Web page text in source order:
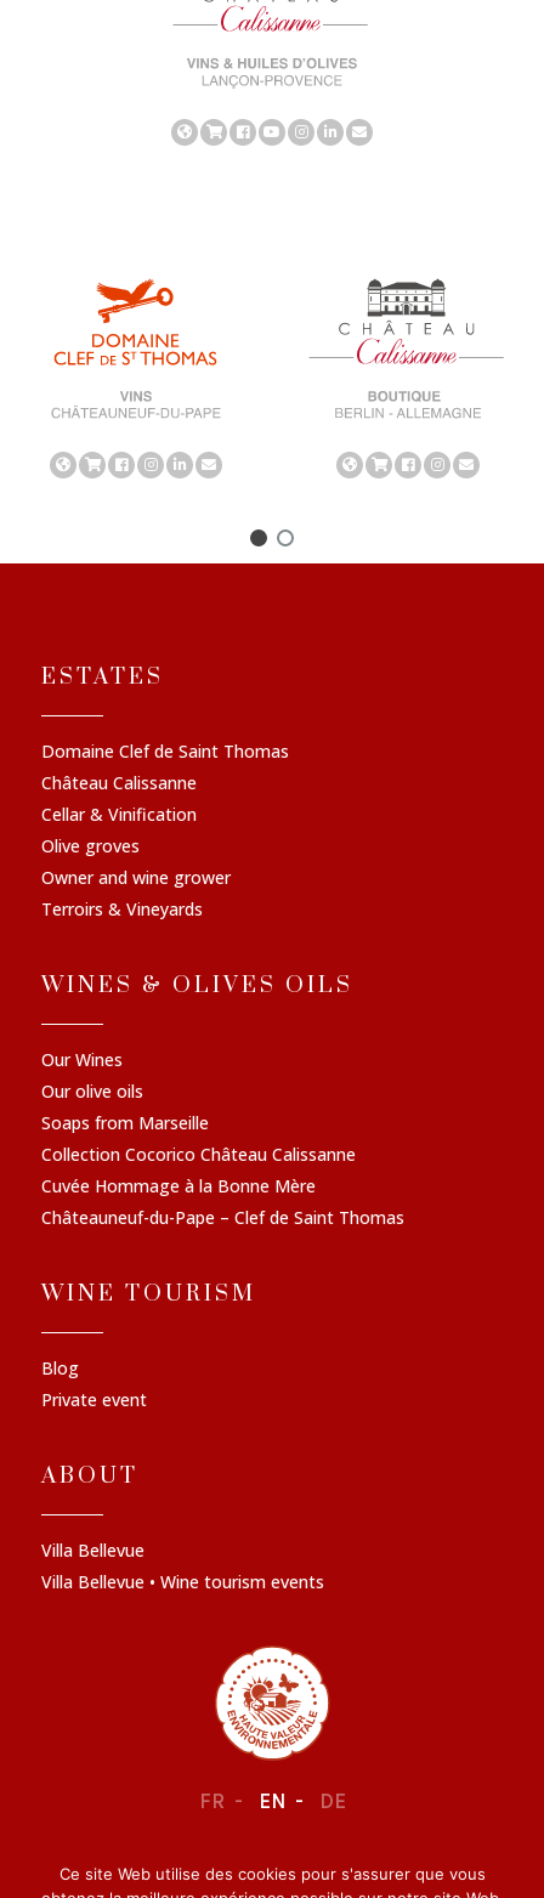
ESTATES
Domaine Clef de Saint Thomas
Château Calissanne
Cellar & Vinification
Olive groves
Owner and wine grower
Terroirs & Vineyards
WINES & OLIVES OILS
Our Wines
Our olive oils
Soaps from Marseille
Collection Cocorico Château Calissanne
Cuvée Hommage à la Bonne Mère
Châteauneuf-du-Pape – Clef de Saint Thomas
WINE TOURISM
Blog
Private event
ABOUT
Villa Bellevue
Villa Bellevue • Wine tourism events
FR EN DE
LEGAL NOTICE–CONFIDENTIALITY
Ce site Web utilise des cookies pour s'assurer que vous